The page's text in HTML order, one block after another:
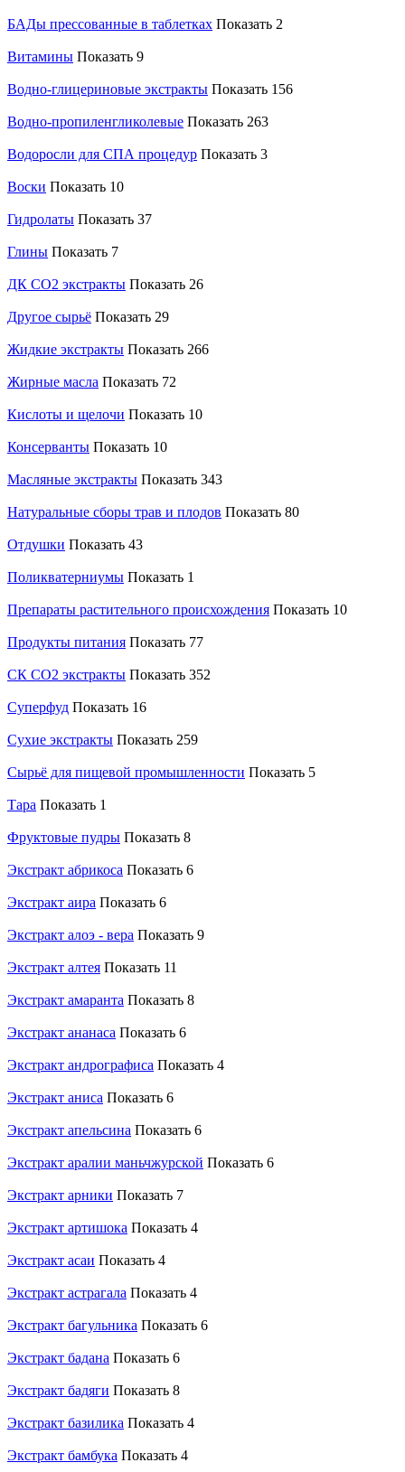
БАДы прессованные в таблетках Показать 2
Витамины Показать 9
Водно-глицериновые экстракты Показать 156
Водно-пропиленгликолевые Показать 263
Водоросли для CПА процедур Показать 3
Воски Показать 10
Гидролаты Показать 37
Глины Показать 7
ДК СО2 экстракты Показать 26
Другое сырьё Показать 29
Жидкие экстракты Показать 266
Жирные масла Показать 72
Кислоты и щелочи Показать 10
Консерванты Показать 10
Масляные экстракты Показать 343
Натуральные сборы трав и плодов Показать 80
Отдушки Показать 43
Поликватерниумы Показать 1
Препараты растительного происхождения Показать 10
Продукты питания Показать 77
СК CO2 экстракты Показать 352
Суперфуд Показать 16
Сухие экстракты Показать 259
Сырьё для пищевой промышленности Показать 5
Тара Показать 1
Фруктовые пудры Показать 8
Экстракт абрикоса Показать 6
Экстракт аира Показать 6
Экстракт алоэ - вера Показать 9
Экстракт алтея Показать 11
Экстракт амаранта Показать 8
Экстракт ананаса Показать 6
Экстракт андрографиса Показать 4
Экстракт аниса Показать 6
Экстракт апельсина Показать 6
Экстракт аралии маньчжурской Показать 6
Экстракт арники Показать 7
Экстракт артишока Показать 4
Экстракт асаи Показать 4
Экстракт астрагала Показать 4
Экстракт багульника Показать 6
Экстракт бадана Показать 6
Экстракт бадяги Показать 8
Экстракт базилика Показать 4
Экстракт бамбука Показать 4